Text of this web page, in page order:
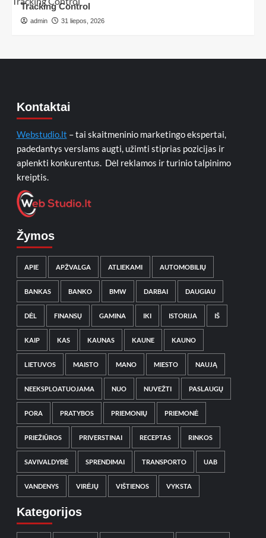
Tracking Control
admin 31 liepos, 2026
Kontaktai
Webstudio.lt – tai skaitmeninio marketingo ekspertai,
padedantys verslams augti, užimti stiprias pozicijas ir
aplenkti konkurentus. Dėl reklamos ir turinio talpinimo
kreiptis.
Žymos
APIE APŽVALGA ATLIEKAMI AUTOMOBILIŲ
BANKAS BANKO BMW DARBAI DAUGIAU
DĖL FINANSŲ GAMINA IKI ISTORIJA IŠ
KAIP KAS KAUNAS KAUNE KAUNO
LIETUVOS MAISTO MANO MIESTO NAUJĄ
NEEKSPLOATUOJAMA NUO NUVEŽTI PASLAUGŲ
PORA PRATYBOS PRIEMONIŲ PRIEMONĖ
PRIEŽIŪROS PRIVERSTINAI RECEPTAS RINKOS
SAVIVALDYBĖ SPRENDIMAI TRANSPORTO UAB
VANDENYS VIRĖJŲ VIŠTIENOS VYKSTA
Kategorijos